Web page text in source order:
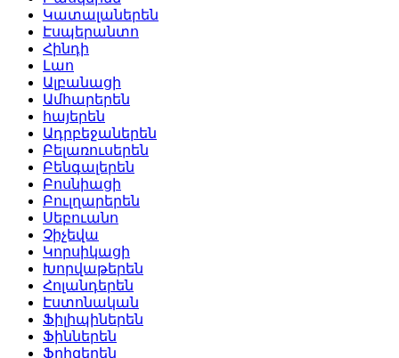
Կատալաներեն
Էսպերանտո
Հինդի
Լաո
Ալբանացի
Ամհարերեն
հայերեն
Ադրբեջաներեն
Բելառուսերեն
Բենգալերեն
Բոսնիացի
Բուլղարերեն
Սեբուանո
Չիչեվա
Կորսիկացի
Խորվաթերեն
Հոլանդերեն
Էստոնական
Ֆիլիպիներեն
Ֆիններեն
Ֆրիզերեն